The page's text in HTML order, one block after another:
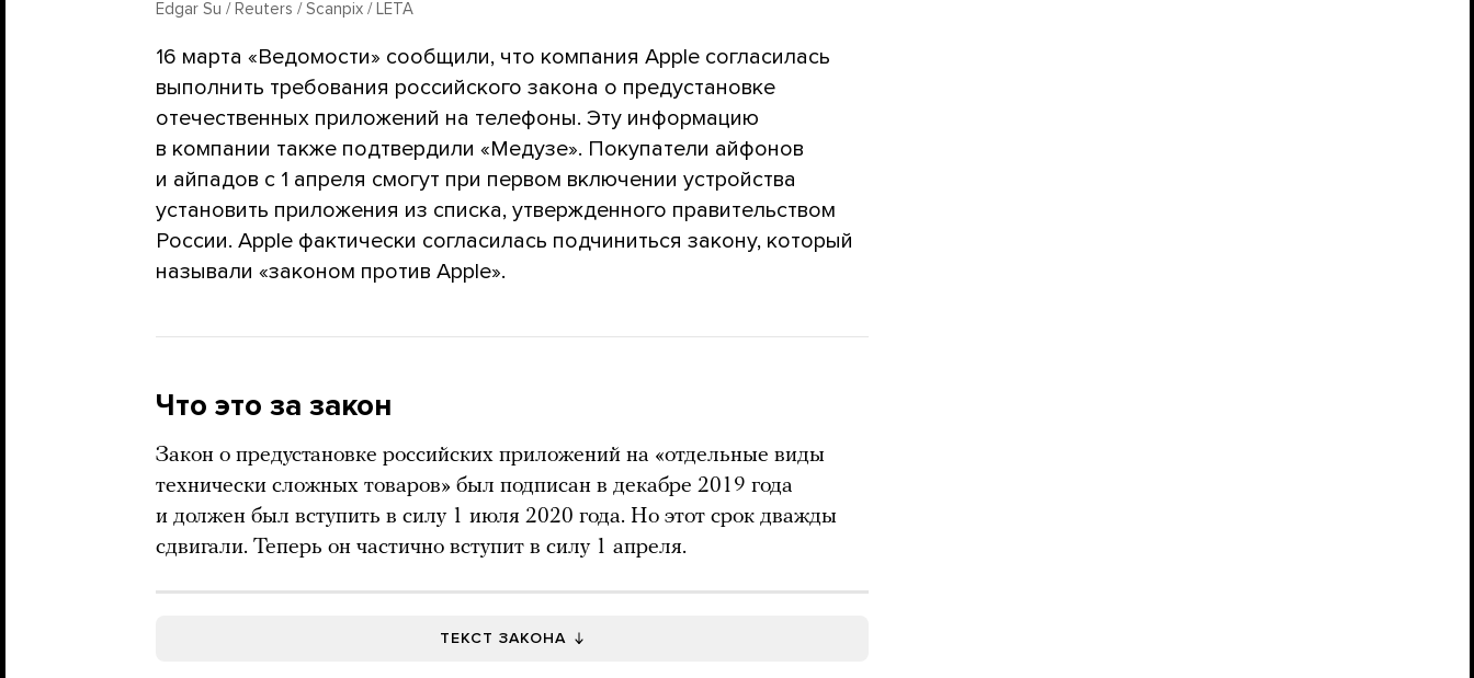
Edgar Su / Reuters / Scanpix / LETA
16 марта «Ведомости» сообщили, что компания Apple согласилась
выполнить требования российского закона о предустановке
отечественных приложений на телефоны. Эту информацию
в компании также подтвердили «Медузе». Покупатели айфонов
и айпадов с 1 апреля смогут при первом включении устройства
установить приложения из списка, утвержденного правительством
России. Apple фактически согласилась подчиниться закону, который
называли «законом против Apple».
Что это за закон
Закон о предустановке российских приложений на «отдельные виды
технически сложных товаров» был подписан в декабре 2019 года
и должен был вступить в силу 1 июля 2020 года. Но этот срок дважды
сдвигали. Теперь он частично вступит в силу 1 апреля.
ТЕКСТ ЗАКОНА